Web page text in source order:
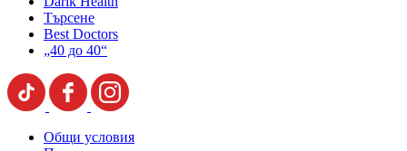
Търсене
Best Doctors
„40 до 40“
Общи условия